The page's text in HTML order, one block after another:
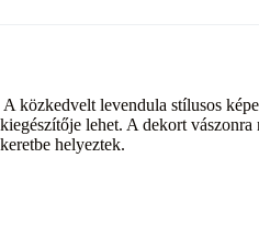
A közkedvelt levendula stílusos
kiegészítője lehet. A dekort
keretbe helyeztek.